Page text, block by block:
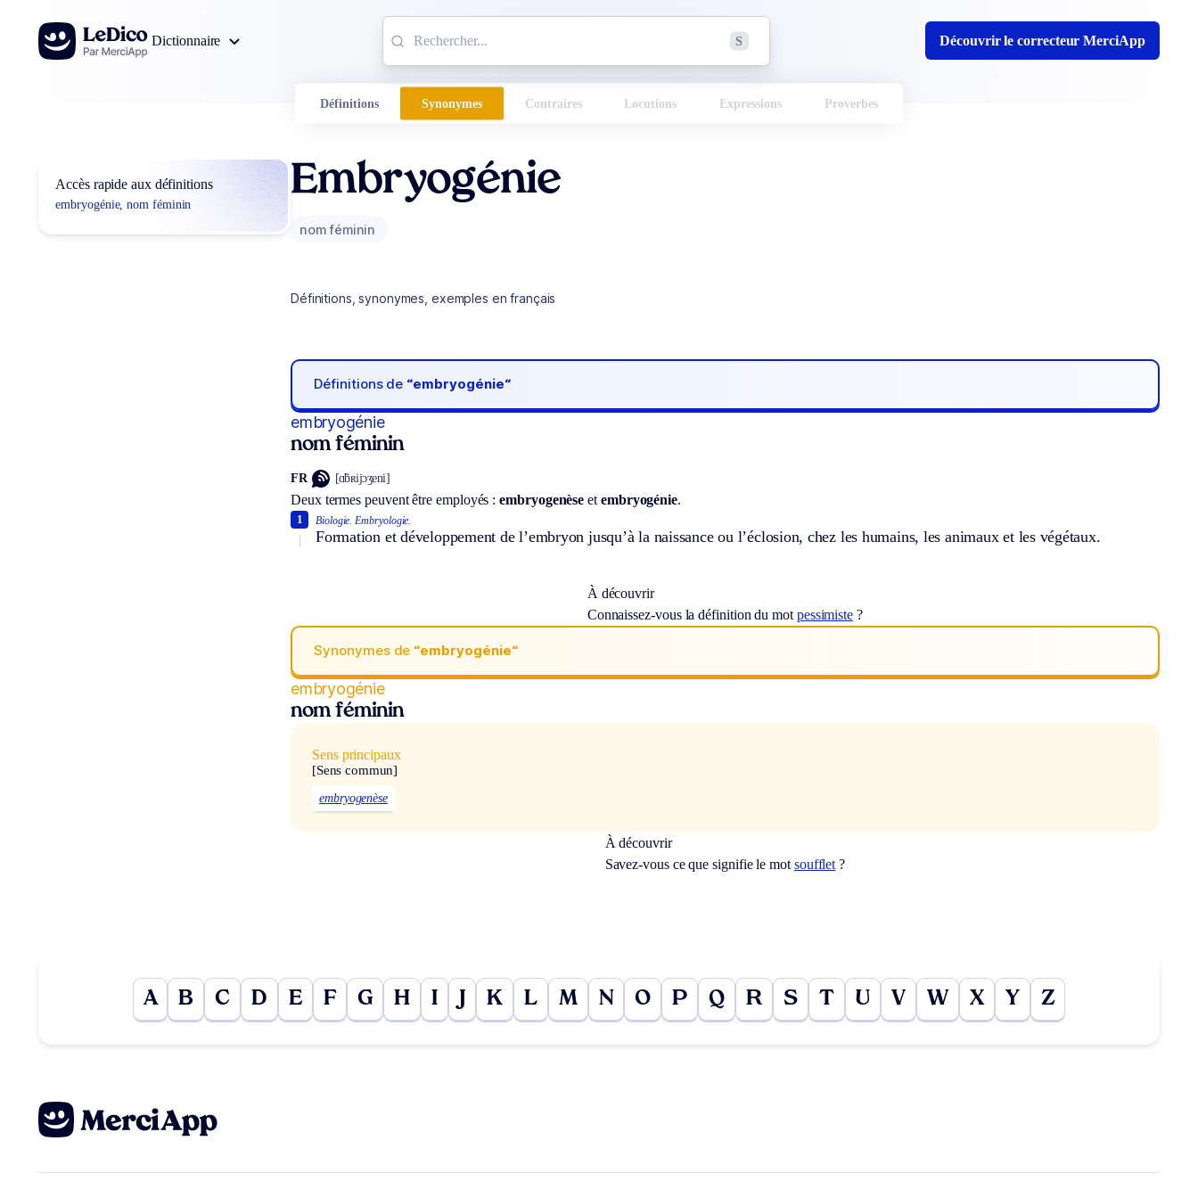
Aller au contenu
Dictionnaire
S Découvrir le correcteur MerciApp
Définitions Synonymes Contraires Locutions Expressions Proverbes
Accès rapide aux définitions
embryogénie, nom féminin
Embryogénie
nom féminin
Définitions, synonymes, exemples en français
Définitions de “embryogénie“
embryogénie
nom féminin
FR [ɑ̃bʀijɔʒeni]
Deux termes peuvent être employés :embryogenèseet embryogénie.
Biologie. Embryologie.
Formation et développement de l’embryon jusqu’à la naissance ou l’éclosion, chez les humains, les animaux et les végétaux.
1
À découvrir
Connaissez-vous la définition du mot pessimiste ?
Synonymes de “embryogénie“
embryogénie
nom féminin
Sens principaux
[Sens commun]
embryogenèse
À découvrir
Savez-vous ce que signifie le mot soufflet ?
A B C D E F G H I J K L M N O P Q R S T U V W X Y Z